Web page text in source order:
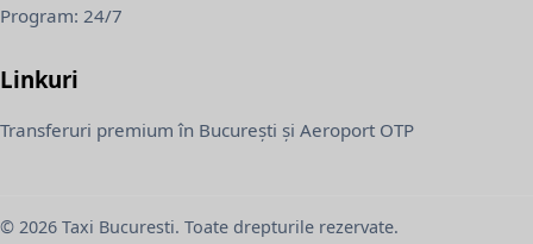
Program: 24/7
Linkuri
Transferuri premium în București și Aeroport OTP
© 2026 Taxi Bucuresti. Toate drepturile rezervate.